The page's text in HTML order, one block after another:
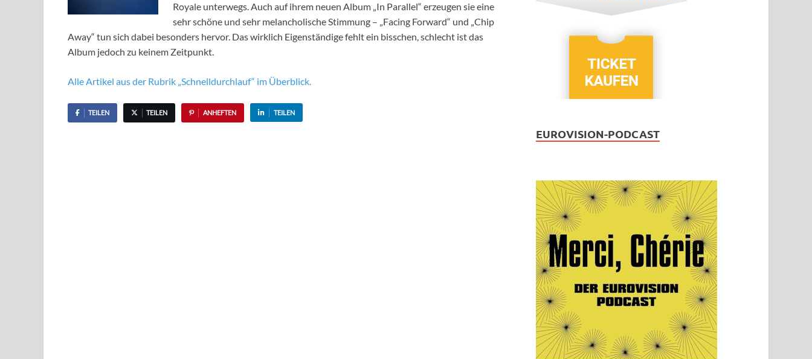
Royale unterwegs. Auch auf ihrem neuen Album „In Parallel“ erzeugen sie eine
sehr schöne und sehr melancholische Stimmung – „Facing Forward“ und „Chip
Away“ tun sich dabei besonders hervor. Das wirklich Eigenständige fehlt ein bisschen, schlecht ist das
Album jedoch zu keinem Zeitpunkt.
Alle Artikel aus der Rubrik „Schnelldurchlauf“ im Überblick.
TEILEN TEILEN ANHEFTEN TEILEN
EUROVISION-PODCAST